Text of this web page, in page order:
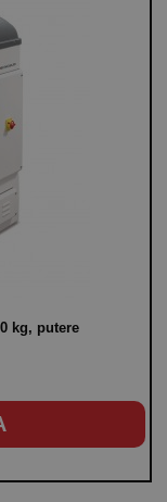
kg, putere